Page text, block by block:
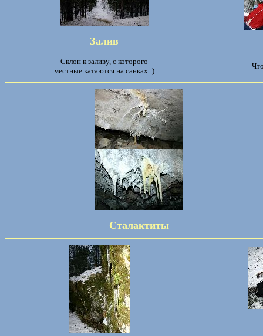
Залив
Склон к заливу, с которого
местные катаются на санках :)
Сталактиты